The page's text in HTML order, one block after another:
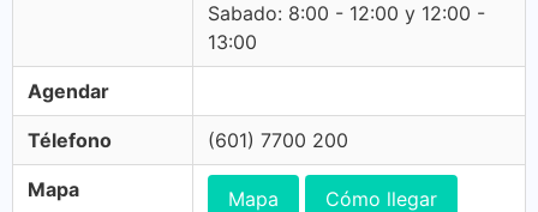
Sabado: 8:00 - 12:00 y 12:00 -
13:00
Agendar
Télefono (601) 7700 200
Mapa Mapa Cómo llegar